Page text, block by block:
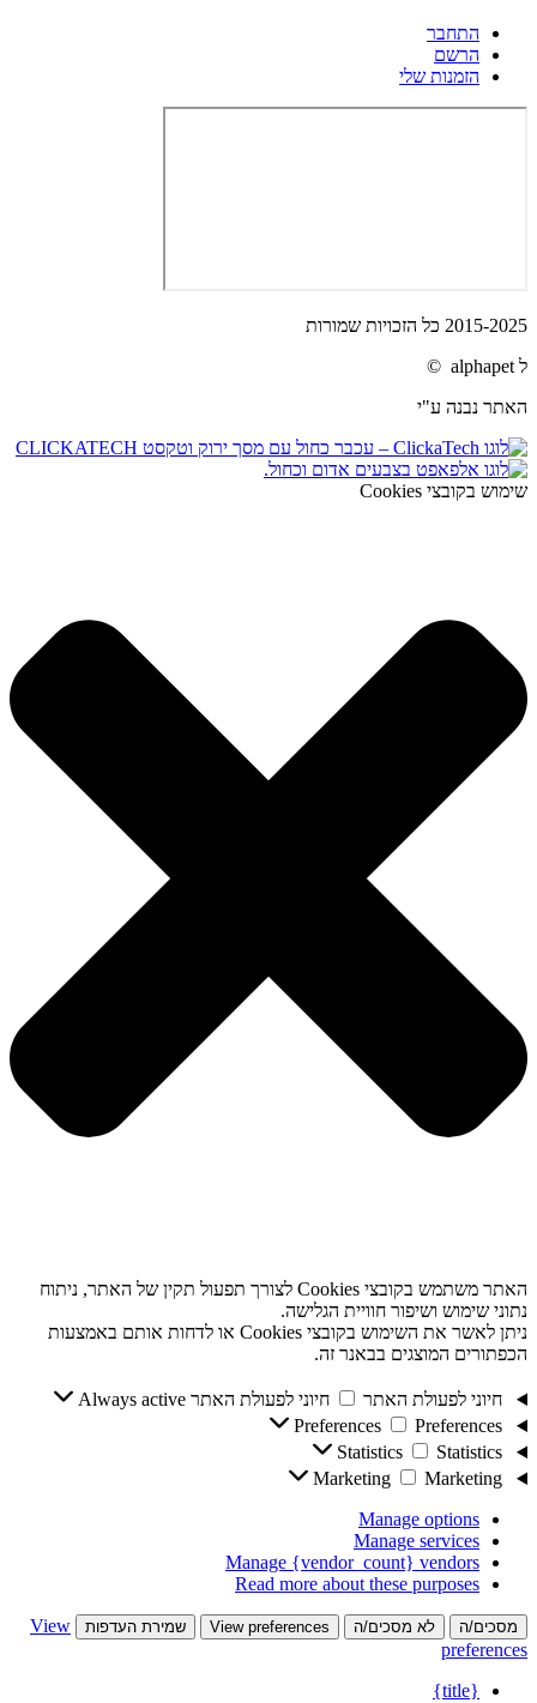
התחבר
הרשם
הזמנות שלי
2015-2025 כל הזכויות שמורות
ל alphapet ©
האתר נבנה ע"י
שימוש בקובצי Cookies
האתר משתמש בקובצי Cookies לצורך תפעול תקין של האתר, ניתוח
נתוני שימוש ושיפור חוויית הגלישה.
ניתן לאשר את השימוש בקובצי Cookies או לדחות אותם באמצעות
הכפתורים המוצגים בבאנר זה.
חיוני לפעולת האתר חיוני לפעולת האתר Always active
Preferences
Preferences
Statistics
Statistics
Marketing
Marketing
Manage options
Manage services
Manage {vendor_count} vendors
Read more about these purposes
מסכים/ה לא מסכים/ה View preferences שמירת העדפות
View
preferences
{title}